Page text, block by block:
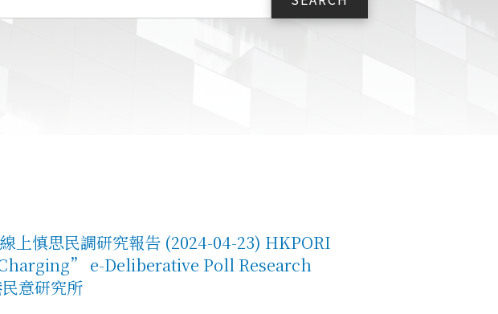
上慎思民調研究報告 (2024-04-23) HKPORI
e-Deliberative Poll Research
意研究所